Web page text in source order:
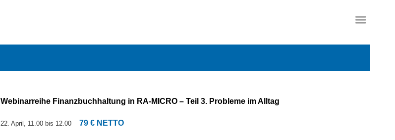
Webinarreihe Finanzbuchhaltung in RA-MICRO – Teil 3. Probleme im Alltag
22. April, 11.00bis 12.00 79 € NETTO